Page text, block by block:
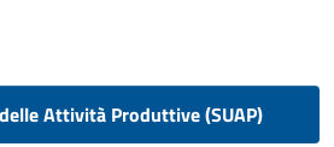
Attività Produttive (SUAP)